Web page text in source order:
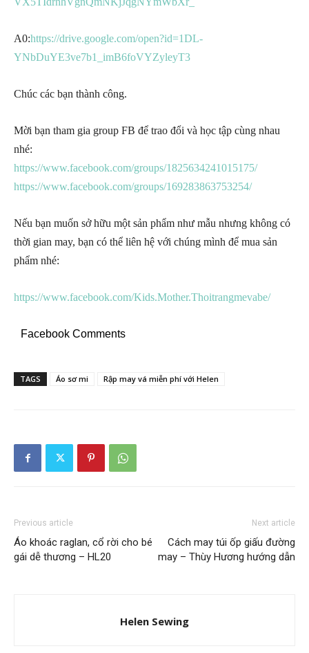
A0:https://drive.google.com/open?id=1DL-
YNbDuYE3ve7b1_imB6foVYZyleyT3
Chúc các bạn thành công.
Mời bạn tham gia group FB để trao đổi và học tập cùng nhau
nhé:
https://www.facebook.com/groups/1825634241015175/
https://www.facebook.com/groups/169283863753254/
Nếu bạn muốn sở hữu một sản phẩm như mẫu nhưng không có
thời gian may, bạn có thể liên hệ với chúng mình để mua sản
phẩm nhé:
https://www.facebook.com/Kids.Mother.Thoitrangmevabe/
Facebook Comments
TAGS Áo sơ mi Rập may vá miễn phí với Helen
Previous article
Áo khoác raglan, cổ rời cho bé
gái dễ thương – HL20
Next article
Cách may túi ốp giấu đường
may – Thùy Hương hướng dẫn
Helen Sewing